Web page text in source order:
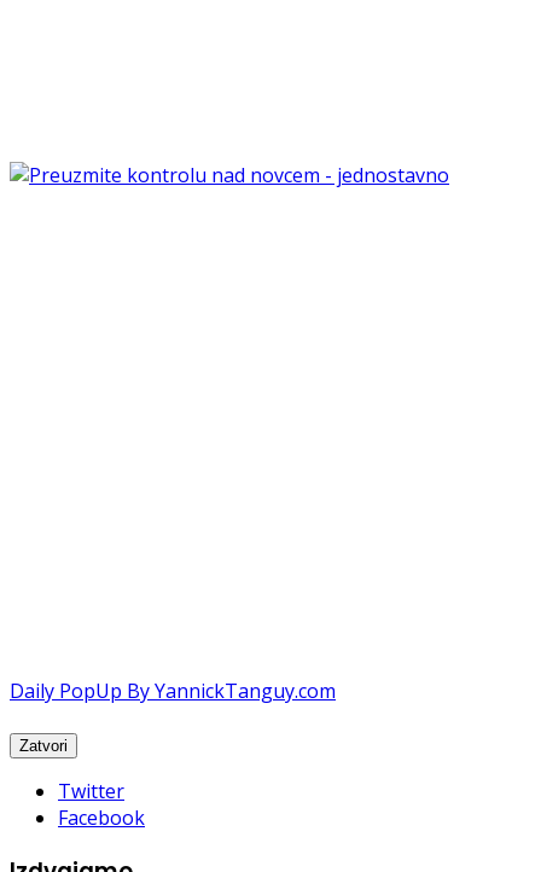
Daily PopUp By YannickTanguy.com
Twitter
Facebook